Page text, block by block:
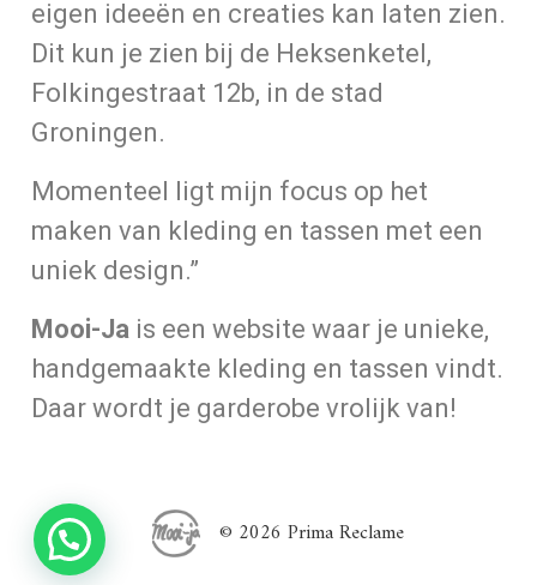
eigen ideeën en creaties kan laten zien.
Dit kun je zien bij de Heksenketel,
Folkingestraat 12b, in de stad
Groningen.
Momenteel ligt mijn focus op het
maken van kleding en tassen met een
uniek design.”
Mooi-Ja is een website waar je unieke,
handgemaakte kleding en tassen vindt.
Daar wordt je garderobe vrolijk van!
© 2026 Prima Reclame